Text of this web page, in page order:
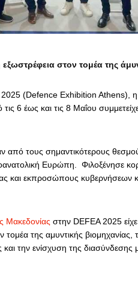
στον τομέα της
2025 (Defence Exhibition Athens),
6 έως και τις 8 Μαΐου
από τους σημαντικότερους
Ευρώπη. Φιλοξένησε
και εκπροσώπους κυβερνήσεων
Μακεδονίας στην DEFEA 2025
της αμυντικής βιομηχανίας,
την ενίσχυση της διασύνδεσης